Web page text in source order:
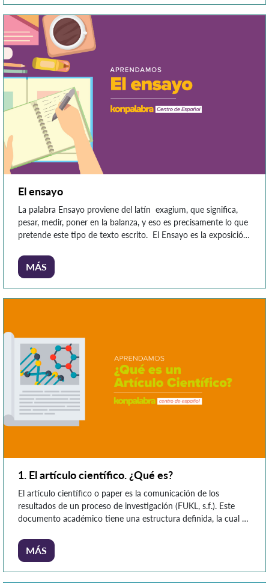
El ensayo
La palabra Ensayo proviene del latín exagium, que significa,
pesar, medir, poner en la balanza, y eso es precisamente lo que
pretende este tipo de texto escrito. El Ensayo es la exposición
revela su punto de vista acerca del tema y responde a una
pregunta […]
MÁS
1. El artículo científico. ¿Qué es?
El artículo científico o paper es la comunicación de los
resultados de un proceso de investigación (FUKL, s.f.). Este
documento académico tiene una estructura definida, la cual se
finalidad de comunicar un nuevo conocimiento a una
comunidad científica y de responder a una pregunta de
MÁS